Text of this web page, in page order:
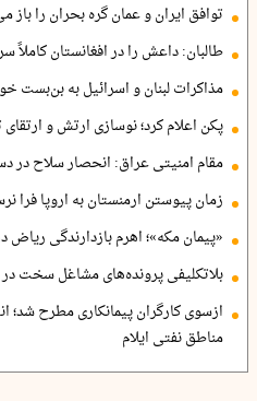
توافق ایران و عمان گره بحران را باز
طالبان: داعش را در افغانستان کاملاً
مذاکرات لبنان و اسرائیل به بن‌بست
پکن اعلام کرد؛ نوسازی ارتش و
مقام امنیتی عراق: انحصار سلاح
زمان پیوستن ارمنستان به اروپا فرا
«پیمان مکه»؛ اهرم بازدارندگی ریاض
بلاتکلیفی پرونده‌های مشاغل سخت
ازسوی کارگران پیمانکاری مطرح شد؛
مناطق نفتی ایلام